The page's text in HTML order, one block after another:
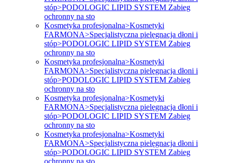
stóp>PODOLOGIC LIPID SYSTEM Zabieg
ochronny na sto
Kosmetyka profesjonalna>Kosmetyki
FARMONA>Specjalistyczna pielęgnacja dłoni i
stóp>PODOLOGIC LIPID SYSTEM Zabieg
ochronny na sto
Kosmetyka profesjonalna>Kosmetyki
FARMONA>Specjalistyczna pielęgnacja dłoni i
stóp>PODOLOGIC LIPID SYSTEM Zabieg
ochronny na sto
Kosmetyka profesjonalna>Kosmetyki
FARMONA>Specjalistyczna pielęgnacja dłoni i
stóp>PODOLOGIC LIPID SYSTEM Zabieg
ochronny na sto
Kosmetyka profesjonalna>Kosmetyki
FARMONA>Specjalistyczna pielęgnacja dłoni i
stóp>PODOLOGIC LIPID SYSTEM Zabieg
ochronny na sto